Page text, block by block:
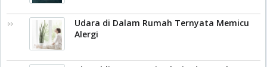
Udara di Dalam Rumah Ternyata Memicu
Alergi